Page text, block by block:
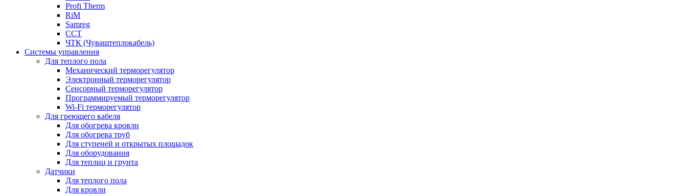
Profi Therm
RiM
Samreg
ССТ
ЧТК (Чуваштеплокабель)
Системы управления
Для теплого пола
Механический терморегулятор
Электронный терморегулятор
Сенсорный терморегулятор
Программируемый терморегулятор
Wi-Fi терморегулятор
Для греющего кабеля
Для обогрева кровли
Для обогрева труб
Для ступеней и открытых площадок
Для оборудования
Для теплиц и грунта
Датчики
Для теплого пола
Для кровли